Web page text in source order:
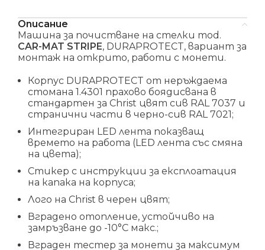
Описание
Машина за почистване на стелки mod.
CAR-MAT STRIPE, DURAPROTECT, вариант за
монтаж на открито, работи с монети.
Корпус DURAPROTECT от неръждаема
стомана 1.4301 прахово боядисвана в
стандартен за Christ цвят сив RAL 7037 и
странични части в черно-сив RAL 7021;
Интегриран LED лента показващ
времето на работа (LED лента със смяна
на цвета);
Стикер с инструкции за експлоатация
на капака на корпуса;
Лого на Christ в черен цвят;
Вградено отопление, устойчиво на
замръзване до -10°C макс.;
Вграден тестер за монети за максимум